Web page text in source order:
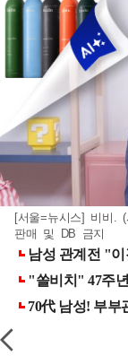
[서울=뉴시스] 비비.
판매 및 DB 금지